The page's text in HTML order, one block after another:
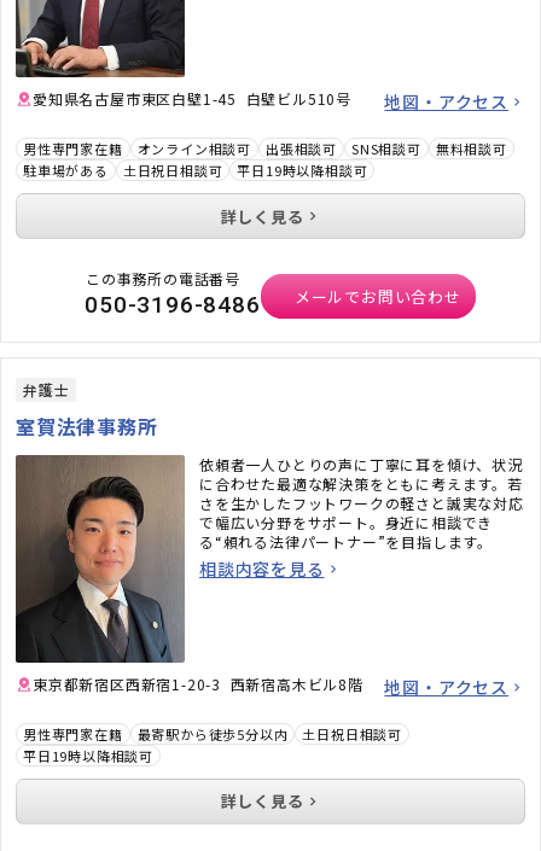
愛知県名古屋市東区白壁1-45 白壁ビル510号 地図・アクセス
男性専門家在籍 オンライン相談可 出張相談可 SNS相談可
無料相談可
駐車場がある
土日祝日相談可 平日19時以降相談可
詳しく見る
この事務所の電話番号
050-3196-8486 メールでお問い合わせ
弁護士
室賀法律事務所
依頼者一人ひとりの声に丁寧に耳を傾け、状況
に合わせた最適な解決策をともに考えます。若
さを生かしたフットワークの軽さと誠実な対応
で幅広い分野をサポート。身近に相談でき
る“頼れる法律パートナー”を目指します。
相談内容を見る
東京都新宿区西新宿1-20-3 西新宿高木ビル8階 地図・アクセス
男性専門家在籍 最寄駅から徒歩5分以内
土日祝日相談可
平日19時以降相談可
詳しく見る